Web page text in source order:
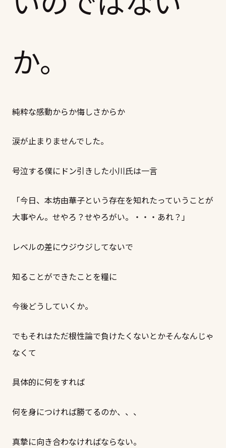
か。
純粋な感動からか悔しさからか
涙が止まりませんでした。
号泣する僕にドン引きした小川氏は一言
「今日、本坊由華子という存在を知れたっていうことが
大事やん。せやろ？せやろがい。・・・あれ？」
レベルの差にウジウジしてないで
知ることができたことを糧に
今後どうしていくか。
でもそれはただ根性論で負けたくないとかそんなんじゃ
なくて
具体的に何をすれば
何を身につければ勝てるのか、、、
真摯に向き合わなければならない。